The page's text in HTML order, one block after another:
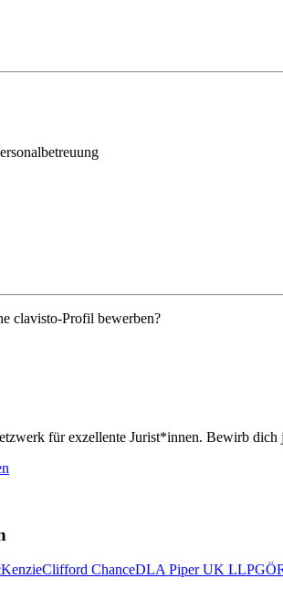
clavisto-Profil bewerben?
für exzellente Jurist*innen. Bewirb
Clifford ChanceDLA Piper UK LLP